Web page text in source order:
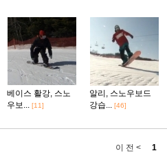
베이스 활강, 스노
우보... [11]
알리, 스노우보드
강습... [46]
이 전 < 1